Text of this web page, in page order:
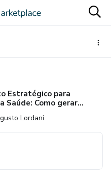
Estratégico para
Saúde: Como gerar
Lordani